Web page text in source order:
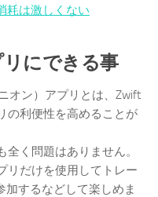
耗は激しくない
リにできる事
オン）アプリとは、Zwift
の利便性を高めることが
く問題はありません。
リだけを使用してトレー
するなどして楽しめま